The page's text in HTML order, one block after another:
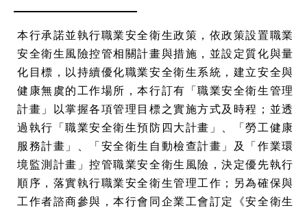
本行承諾並執行職業安全衛生政策，依政策設置職業
安全衛生風險控管相關計畫與措施，並設定質化與量
化目標，以持續優化職業安全衛生系統，建立安全與
健康無虞的工作場所，本行訂有「職業安全衛生管理
計畫」以掌握各項管理目標之實施方式及時程；並透
過執行「職業安全衛生預防四大計畫」、「勞工健康
服務計畫」、「安全衛生自動檢查計畫」及「作業環
境監測計畫」控管職業安全衛生風險，決定優先執行
順序，落實執行職業安全衛生管理工作；另為確保與
工作者諮商參與，本行會同企業工會訂定《安全衛生